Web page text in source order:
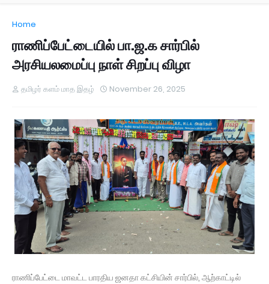
Home
ராணிப்பேட்டையில் பா.ஜ.க சார்பில்
அரசியலமைப்பு நாள் சிறப்பு விழா
தமிழர் களம் மாத இதழ் November 26, 2025
ராணிப்பேட்டை மாவட்ட பாரதிய ஜனதா கட்சியின் சார்பில், ஆற்காட்டில்